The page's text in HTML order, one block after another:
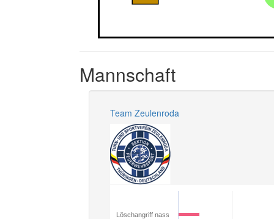
Mannschaft
Team Zeulenroda
Löschangriff nass